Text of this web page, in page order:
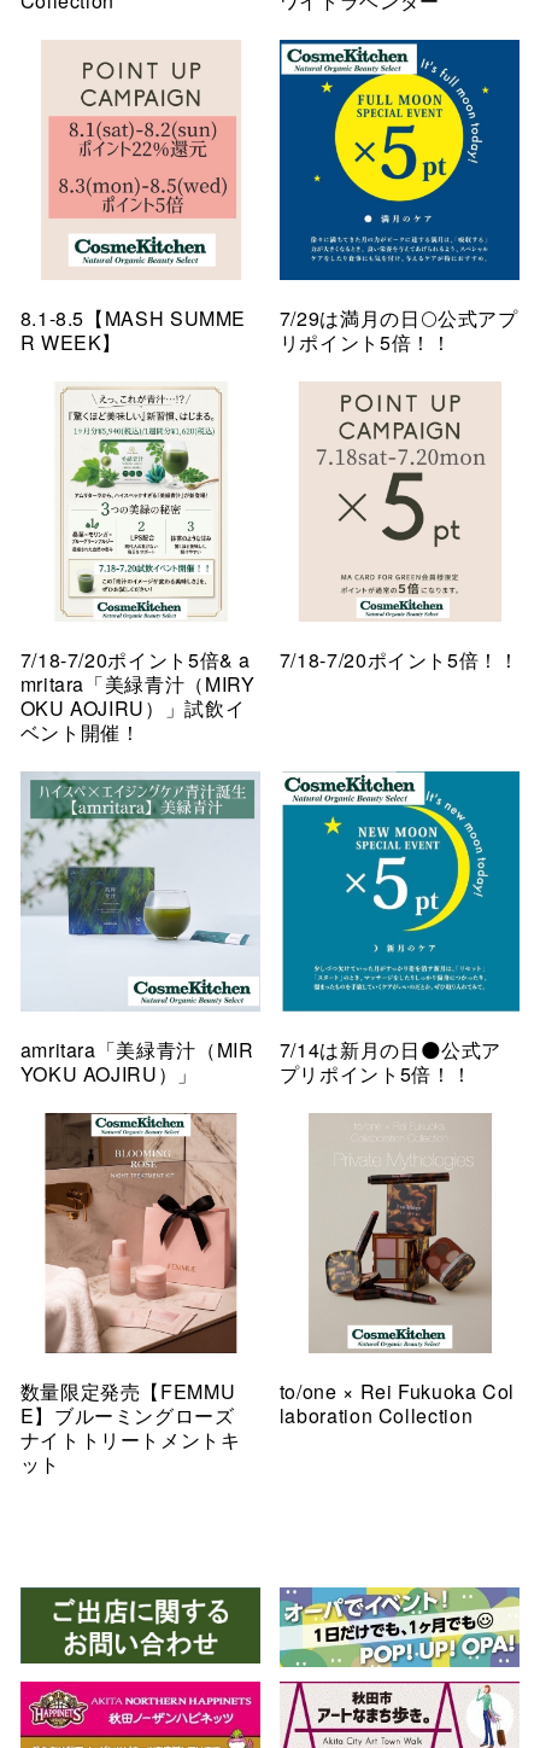
8.1-8.5【MASH SUMME
R WEEK】
7/29は満月の日🌕公式アプ
リポイント5倍！！
7/18-7/20ポイント5倍& a
mritara「美緑青汁（MIRY
OKU AOJIRU）」試飲イ
ベント開催！
7/18-7/20ポイント5倍！！
amritara「美緑青汁（MIR
YOKU AOJIRU）」
7/14は新月の日🌑公式ア
プリポイント5倍！！
数量限定発売【FEMMU
E】ブルーミングローズ
ナイトトリートメントキ
ット
to/one × Rei Fukuoka Col
laboration Collection